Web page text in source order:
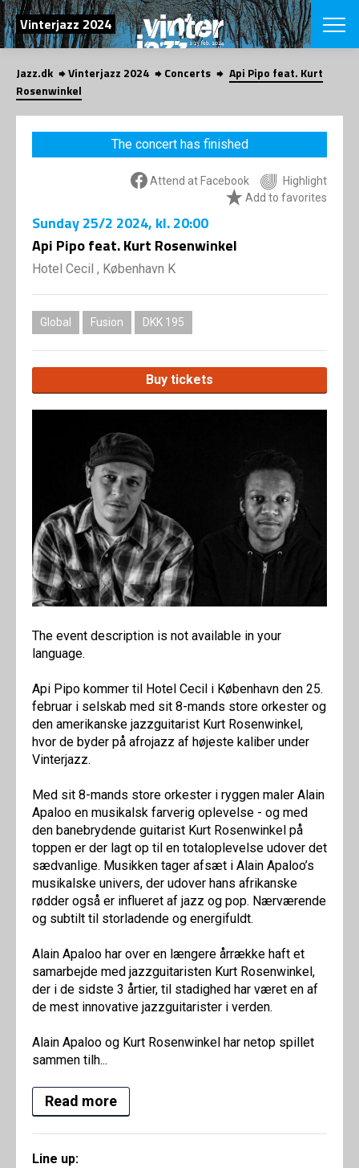
SEARCH
Vinterjazz 2024
Danish
CHOOSE
VINTERJAZZ
Themes
LOCATIONS
Venues &
Jazz.dk Vinterjazz 2024 Concerts
Api Pipo feat. Kurt
Rosenwinkel
The concert has finished
Attend at Facebook
Highlight
Add to favorites
Sunday25/2 2024, kl. 20:00
Api Pipo feat. Kurt Rosenwinkel
Hotel Cecil , København K
Global Fusion DKK 195
Buy tickets
The event description is not available in your
language.
Api Pipo kommer til Hotel Cecil i København den 25.
februar i selskab med sit 8-mands store orkester og
den amerikanske jazzguitarist Kurt Rosenwinkel,
hvor de byder på afrojazz af højeste kaliber under
Vinterjazz.
Med sit 8-mands store orkester i ryggen maler Alain
Apaloo en musikalsk farverig oplevelse - og med
den banebrydende guitarist Kurt Rosenwinkel på
toppen er der lagt op til en totaloplevelse udover det
sædvanlige. Musikken tager afsæt i Alain Apaloo’s
musikalske univers, der udover hans afrikanske
rødder også er influeret af jazz og pop. Nærværende
og subtilt til storladende og energifuldt.
Alain Apaloo har over en længere årrække haft et
samarbejde med jazzguitaristen Kurt Rosenwinkel,
der i de sidste 3 årtier, til stadighed har været en af
de mest innovative jazzguitarister i verden.
Alain Apaloo og Kurt Rosenwinkel har netop spillet
sammen tilh...
Read more
Line up: